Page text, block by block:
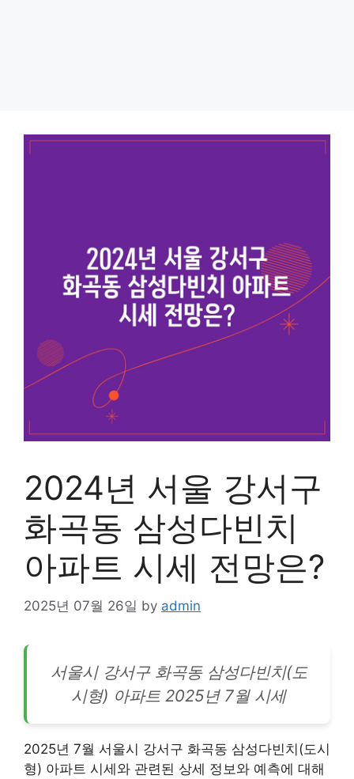
2024년 서울 강서구
화곡동 삼성다빈치
아파트 시세 전망은?
2025년 07월 26일 by admin
서울시 강서구 화곡동 삼성다빈치(도
시형) 아파트 2025년 7월 시세
2025년 7월 서울시 강서구 화곡동 삼성다빈치(도시
형) 아파트 시세와 관련된 상세 정보와 예측에 대해